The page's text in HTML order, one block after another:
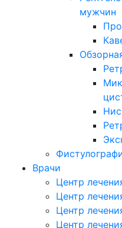
мужчин
Врачи
Центр
Центр
Центр
Центр